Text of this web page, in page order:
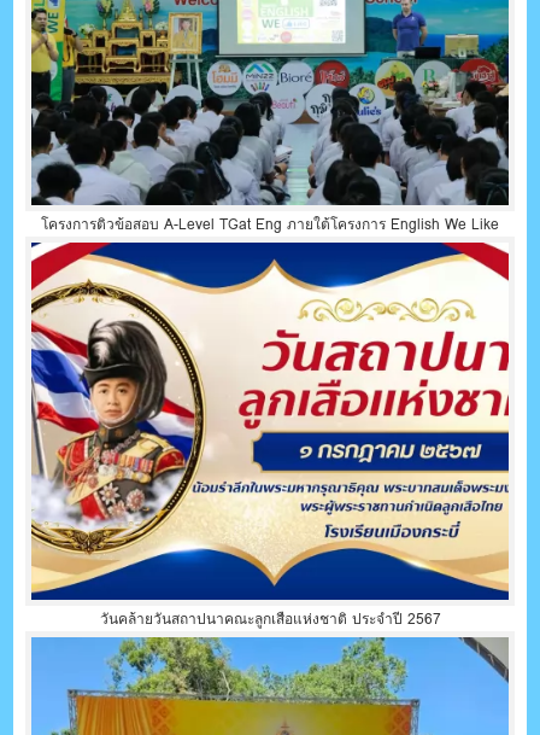
โครงการติวข้อสอบ A-Level TGat Eng ภายใต้โครงการ English We Like
วันคล้ายวันสถาปนาคณะลูกเสือแห่งชาติ ประจำปี 2567